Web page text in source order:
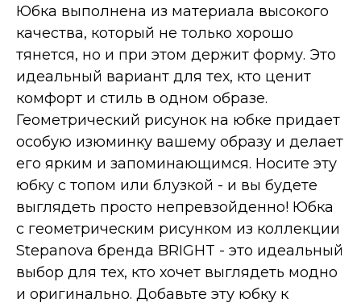
Юбка выполнена из материала высокого
качества, который не только хорошо
тянется, но и при этом держит форму. Это
идеальный вариант для тех, кто ценит
комфорт и стиль в одном образе.
Геометрический рисунок на юбке придает
особую изюминку вашему образу и делает
его ярким и запоминающимся. Носите эту
юбку с топом или блузкой - и вы будете
выглядеть просто непревзойденно! Юбка
с геометрическим рисунком из коллекции
Stepanova бренда BRIGHT - это идеальный
выбор для тех, кто хочет выглядеть модно
и оригинально. Добавьте эту юбку к